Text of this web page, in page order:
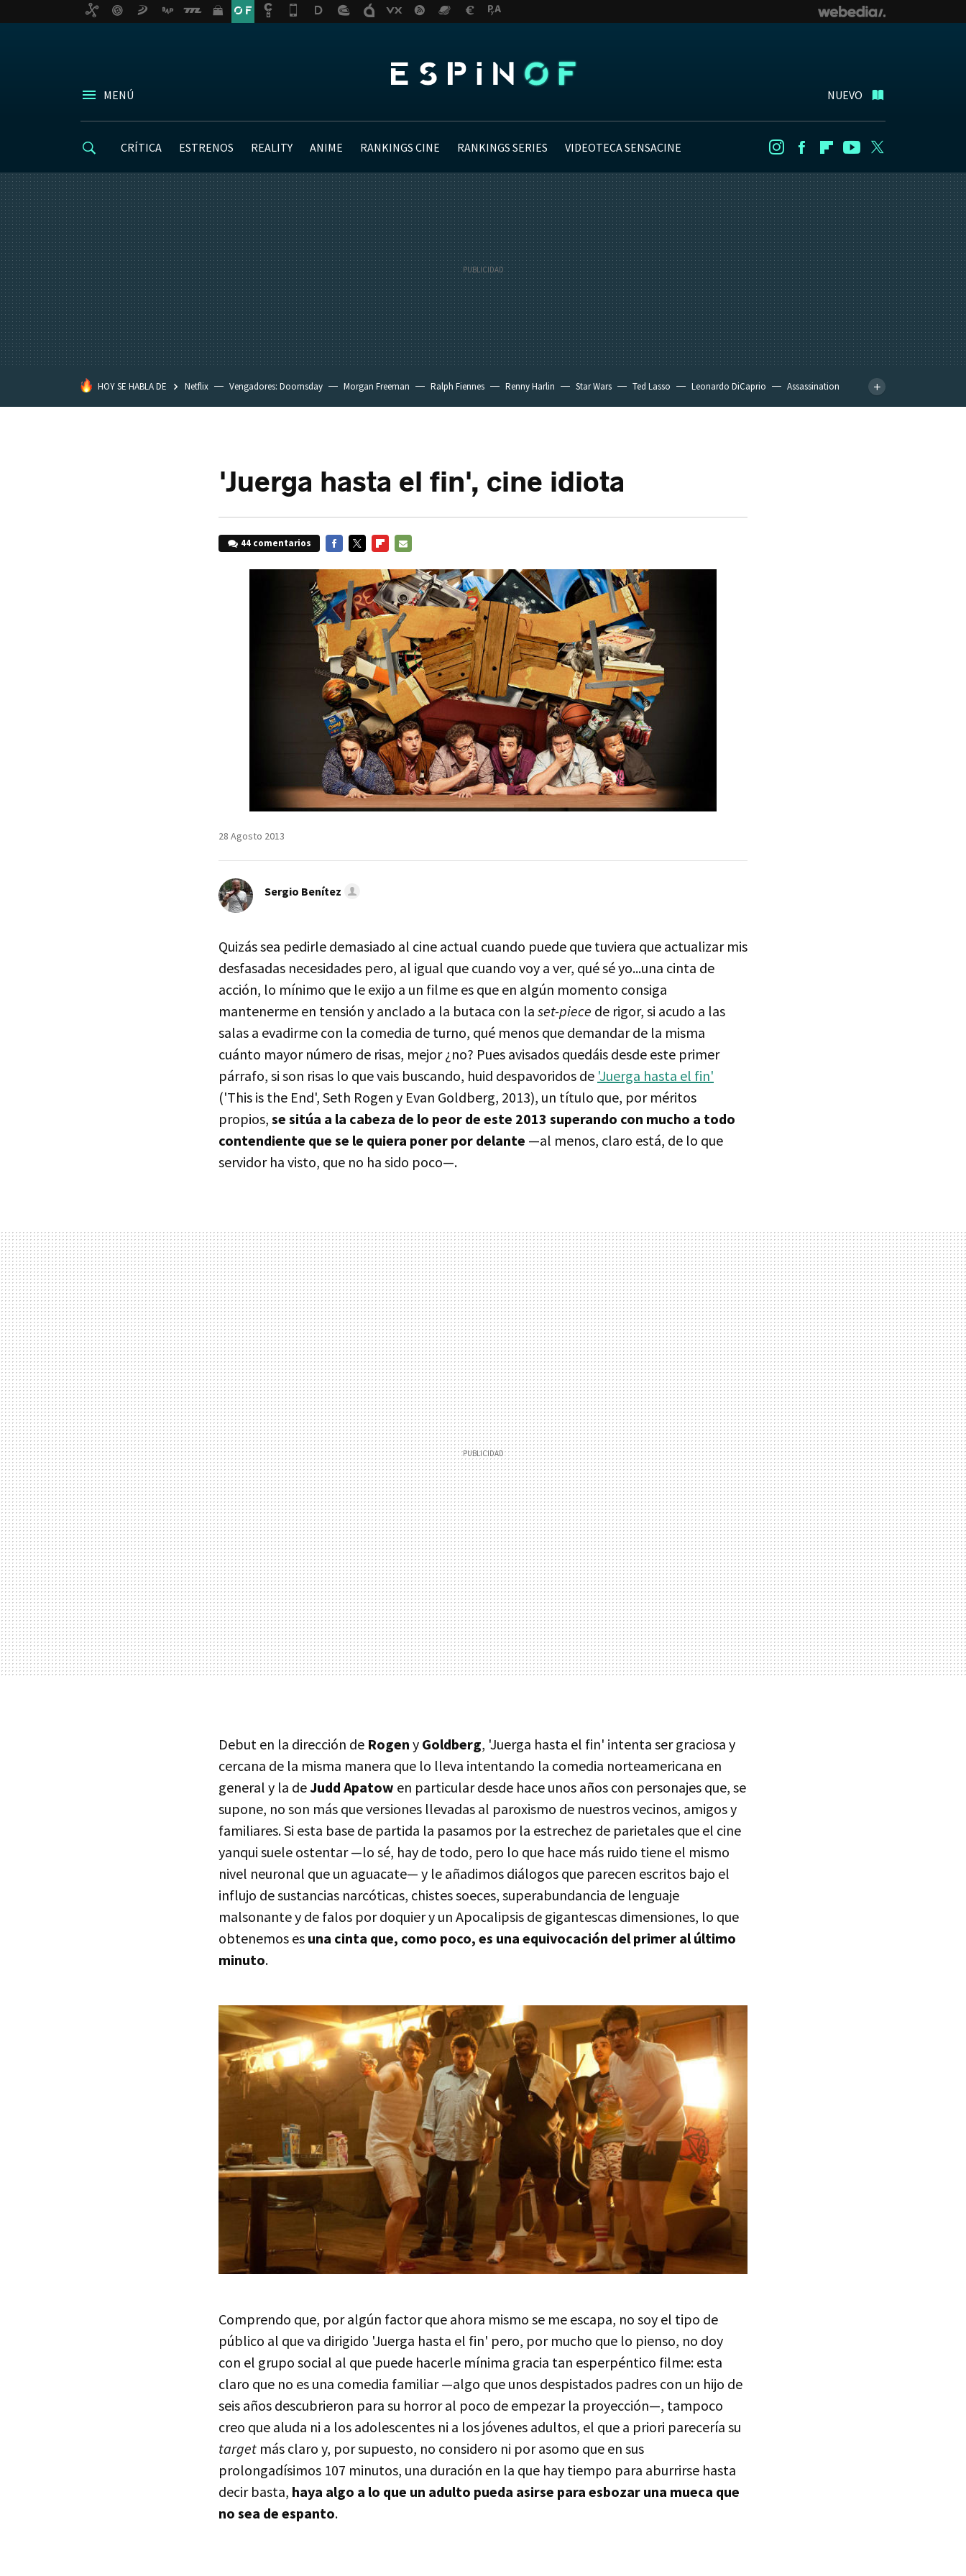
MENÚ NUEVO
CRÍTICA ESTRENOS REALITY ANIME RANKINGS CINE RANKINGS SERIES VIDEOTECA SENSACINE InstagramFacebookFlipboard
Youtube
HOY SE HABLA DE Netflix Vengadores: Doomsday Morgan Freeman Ralph Fiennes Renny Harlin Star Wars Ted Lasso Leonardo DiCaprio
Assassination
'Juerga hasta el fin', cine idiota
44 comentarios
MAIL
28 Agosto 2013
Sergio Benítez
Quizás sea pedirle demasiado al cine actual cuando puede que tuviera que actualizar mis
desfasadas necesidades pero, al igual que cuando voy a ver, qué sé yo...una cinta de
acción, lo mínimo que le exijo a un filme es que en algún momento consiga
mantenerme en tensión y anclado a la butaca con la set-piece de rigor, si acudo a las
salas a evadirme con la comedia de turno, qué menos que demandar de la misma
cuánto mayor número de risas, mejor ¿no? Pues avisados quedáis desde este primer
párrafo, si son risas lo que vais buscando, huid despavoridos de 'Juerga hasta el fin'
('This is the End', Seth Rogen y Evan Goldberg, 2013), un título que, por méritos
propios, se sitúa a la cabeza de lo peor de este 2013 superando con mucho a todo
contendiente que se le quiera poner por delante —al menos, claro está, de lo que
servidor ha visto, que no ha sido poco—.
Debut en la dirección de Rogen y Goldberg, 'Juerga hasta el fin' intenta ser graciosa y
cercana de la misma manera que lo lleva intentando la comedia norteamericana en
general y la deJudd Apatow en particular desde hace unos años con personajes que, se
supone, no son más que versiones llevadas al paroxismo de nuestros vecinos, amigos y
familiares. Si esta base de partida la pasamos por la estrechez de parietales que el cine
yanqui suele ostentar —lo sé, hay de todo, pero lo que hace más ruido tiene el mismo
nivel neuronal que un aguacate— y le añadimos diálogos que parecen escritos bajo el
influjo de sustancias narcóticas, chistes soeces, superabundancia de lenguaje
malsonante y de falos por doquier y un Apocalipsis de gigantescas dimensiones, lo que
obtenemos es una cinta que, como poco, es una equivocación del primer al último
minuto.
Comprendo que, por algún factor que ahora mismo se me escapa, no soy el tipo de
público al que va dirigido 'Juerga hasta el fin' pero, por mucho que lo pienso, no doy
con el grupo social al que puede hacerle mínima gracia tan esperpéntico filme: esta
claro que no es una comedia familiar —algo que unos despistados padres con un hijo de
seis años descubrieron para su horror al poco de empezar la proyección—, tampoco
creo que aluda ni a los adolescentes ni a los jóvenes adultos, el que a priori parecería su
target más claro y, por supuesto, no considero ni por asomo que en sus
prolongadísimos 107 minutos, una duración en la que hay tiempo para aburrirse hasta
decir basta, haya algo a lo que un adulto pueda asirse para esbozar una mueca que
no sea de espanto.